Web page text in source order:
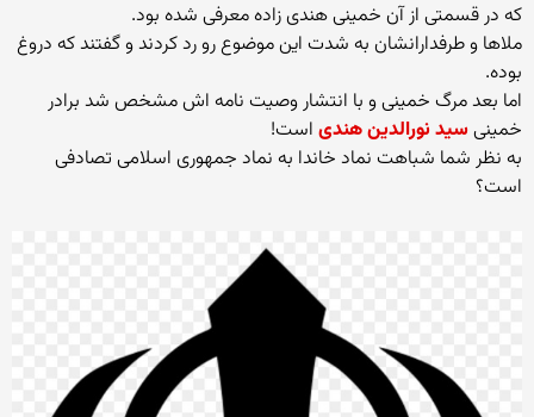
که در قسمتی از آن خمینی هندی زاده معرفی شده بود.
ملاها و طرفدارانشان به شدت این موضوع رو رد کردند و گفتند که دروغ
بوده.
اما بعد مرگ خمینی و با انتشار وصیت نامه اش مشخص شد برادر
خمینیسید نورالدین هندی است!
به نظر شما شباهت نماد خاندا به نماد جمهوری اسلامی تصادفی
است؟